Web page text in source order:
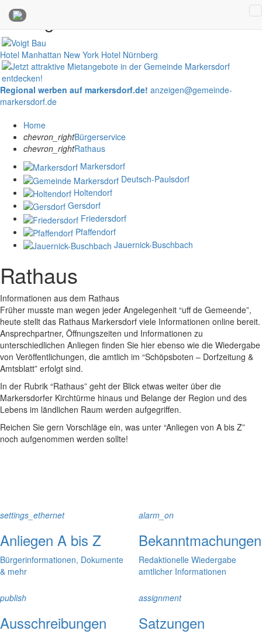
Anzeigen
Hotel Manhattan New York Hotel Nürnberg
Regional werben auf markersdorf.de! anzeigen@gemeinde-
markersdorf.de
Home
chevron_rightBürgerservice
chevron_rightRathaus
Markersdorf
Deutsch-Paulsdorf
Holtendorf
Gersdorf
Friedersdorf
Pfaffendorf
Jauernick-Buschbach
Rathaus
Informationen aus dem Rathaus
Früher musste man wegen jeder Angelegenheit “uff de Gemeende”,
heute stellt das Rathaus Markersdorf viele Informationen online bereit.
Ansprechpartner, Öffnungszeiten und Informationen zu
unterschiedlichen Anliegen finden Sie hier ebenso wie die Wiedergabe
von Veröffentlichungen, die amtlich im “Schöpsboten – Dorfzeitung &
Amtsblatt” erfolgt sind.
In der Rubrik “Rathaus” geht der Blick etwas weiter über die
Markersdorfer Kirchtürme hinaus und Belange der Region und des
Lebens im ländlichen Raum werden aufgegriffen.
Reichen Sie gern Vorschläge ein, was unter “Anliegen von A bis Z”
noch aufgenommen werden sollte!
settings_ethernet
Anliegen A bis Z
Bürgerinformationen, Dokumente
& mehr
alarm_on
Bekanntmachungen
Redaktionelle Wiedergabe
amtlicher Informationen
publish
Ausschreibungen
assignment
Satzungen